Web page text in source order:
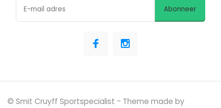
Abonneer
© Smit Cruyff Sportspecialist - Theme made by